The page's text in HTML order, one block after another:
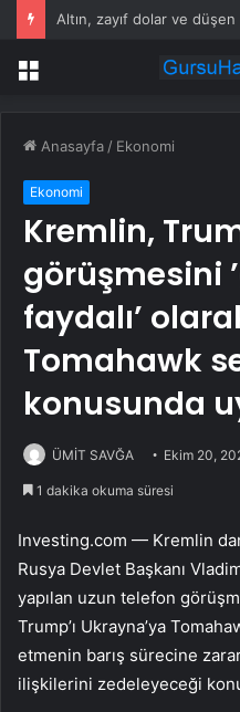
Altın, zayıf dolar ve
Menü
Anasayfa / Ekonomi
Ekonomi
Kremlin,
görüşmesini
faydalı’
Tomahawk
konusunda
ÜMİT SAVĞA Ekim 20,
1 dakika okuma süresi
Investing.com — Kremlin
Rusya Devlet Başkanı
yapılan uzun telefon
Trump’ı Ukrayna’ya
etmenin barış sürecine
ilişkilerini zedeleyeceği